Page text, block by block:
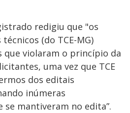
redigiu que "os
(do TCE-MG)
que violaram o princípio da
uma vez que TCE
dos editais
inúmeras
se mantiveram no edita”.